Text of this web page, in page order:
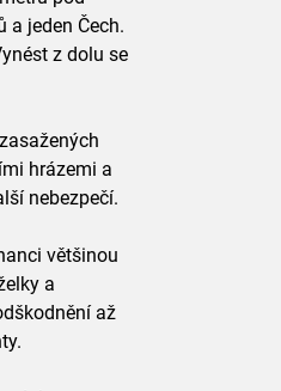
a jeden Čech.
z dolu se
hrázemi a
nebezpečí.
většinou
a
až